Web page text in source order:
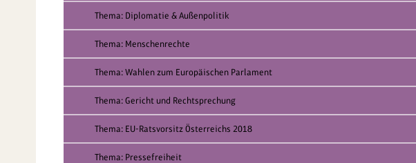
Thema: Diplomatie & Außenpolitik
Thema: Menschenrechte
Thema: Wahlen zum Europäischen Parlament
Thema: Gericht und Rechtsprechung
Thema: EU-Ratsvorsitz Österreichs 2018
Thema: Pressefreiheit